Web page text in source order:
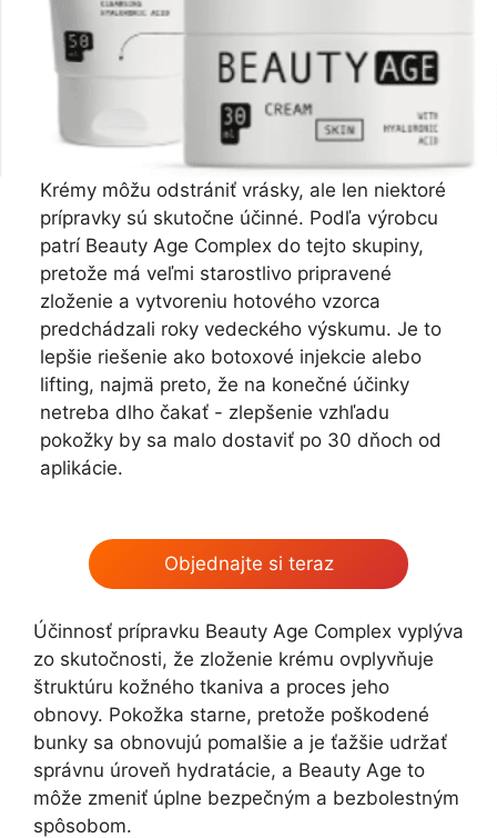
Krémy môžu odstrániť vrásky, ale len niektoré
prípravky sú skutočne účinné. Podľa výrobcu
patrí Beauty Age Complex do tejto skupiny,
pretože má veľmi starostlivo pripravené
zloženie a vytvoreniu hotového vzorca
predchádzali roky vedeckého výskumu. Je to
lepšie riešenie ako botoxové injekcie alebo
lifting, najmä preto, že na konečné účinky
netreba dlho čakať - zlepšenie vzhľadu
pokožky by sa malo dostaviť po 30 dňoch od
aplikácie.
Objednajte si teraz
Účinnosť prípravku Beauty Age Сomplex vyplýva
zo skutočnosti, že zloženie krému ovplyvňuje
štruktúru kožného tkaniva a proces jeho
obnovy. Pokožka starne, pretože poškodené
bunky sa obnovujú pomalšie a je ťažšie udržať
správnu úroveň hydratácie, a Beauty Age to
môže zmeniť úplne bezpečným a bezbolestným
spôsobom.